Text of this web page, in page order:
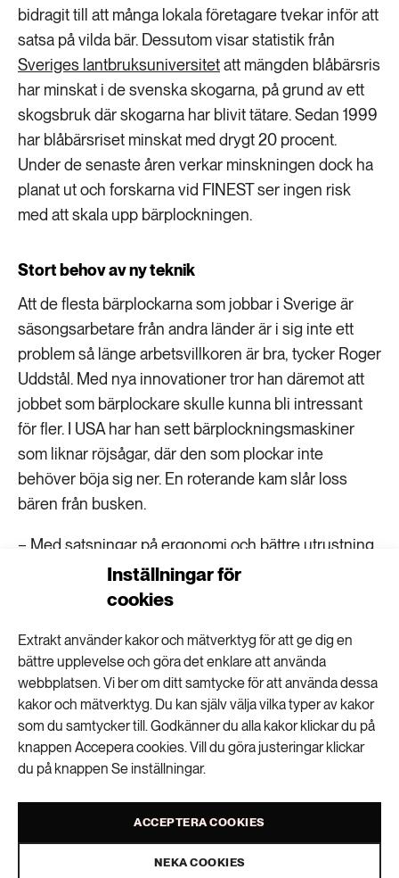
Inställningar för
cookies
Extrakt använder kakor och mätverktyg för att ge dig en
bättre upplevelse och göra det enklare att använda
webbplatsen. Vi ber om ditt samtycke för att använda dessa
kakor och mätverktyg. Du kan själv välja vilka typer av kakor
som du samtycker till. Godkänner du alla kakor klickar du på
knappen Accepera cookies. Vill du göra justeringar klickar
du på knappen Se inställningar.
ACCEPTERA COOKIES
NEKA COOKIES
bidragit till att många lokala företagare tvekar inför att
satsa på vilda bär. Dessutom visar statistik från
Sveriges lantbruksuniversitetatt mängden blåbärsris
har minskat i de svenska skogarna, på grund av ett
skogsbruk där skogarna har blivit tätare. Sedan 1999
har blåbärsriset minskat med drygt 20 procent.
Under de senaste åren verkar minskningen dock ha
planat ut och forskarna vid FINEST ser ingen risk
med att skala upp bärplockningen.
Stort behov av ny teknik
Att de flesta bärplockarna som jobbar i Sverige är
säsongsarbetare från andra länder är i sig inte ett
problem så länge arbetsvillkoren är bra, tycker Roger
Uddstål. Med nya innovationer tror han däremot att
jobbet som bärplockare skulle kunna bli intressant
för fler. I USA har han sett bärplockningsmaskiner
som liknar röjsågar, där den som plockar inte
behöver böja sig ner. En roterande kam slår loss
bären från busken.
− Med satsningar på ergonomi och bättre utrustning
tror jag att bärplockning skulle kunna bli mer
intressant, till exempel för ungdomar, säger Roger
Han berättar att många av de utländska bärplockarna
som kommer till Sverige bygger om sina plockare
och gör dem lite bredare. Det är talande för hur
bristfällig utvecklingen av de här redskapen är,
tycker han.
− Vi har knappt haft någon teknikutveckling alls inom
bärplockningen och detsamma gäller inom